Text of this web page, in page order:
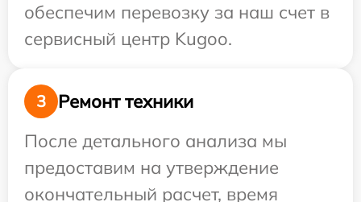
обеспечим перевозку за наш счет в
сервисный центр Kugoo.
3
Ремонт техники
После детального анализа мы
предоставим на утверждение
окончательный расчет, время